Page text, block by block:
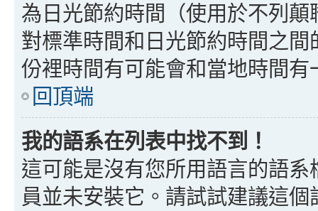
為日光節約時間（使用於不列
對標準時間和日光節約時間之
份裡時間有可能會和當地時間
回頂端
我的語系在列表中找不到！
這可能是沒有您所用語言的語
員並未安裝它。請試試建議這